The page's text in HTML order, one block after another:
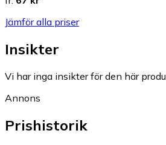
Jämför alla priser
Insikter
Vi har inga insikter för den här
Annons
Prishistorik